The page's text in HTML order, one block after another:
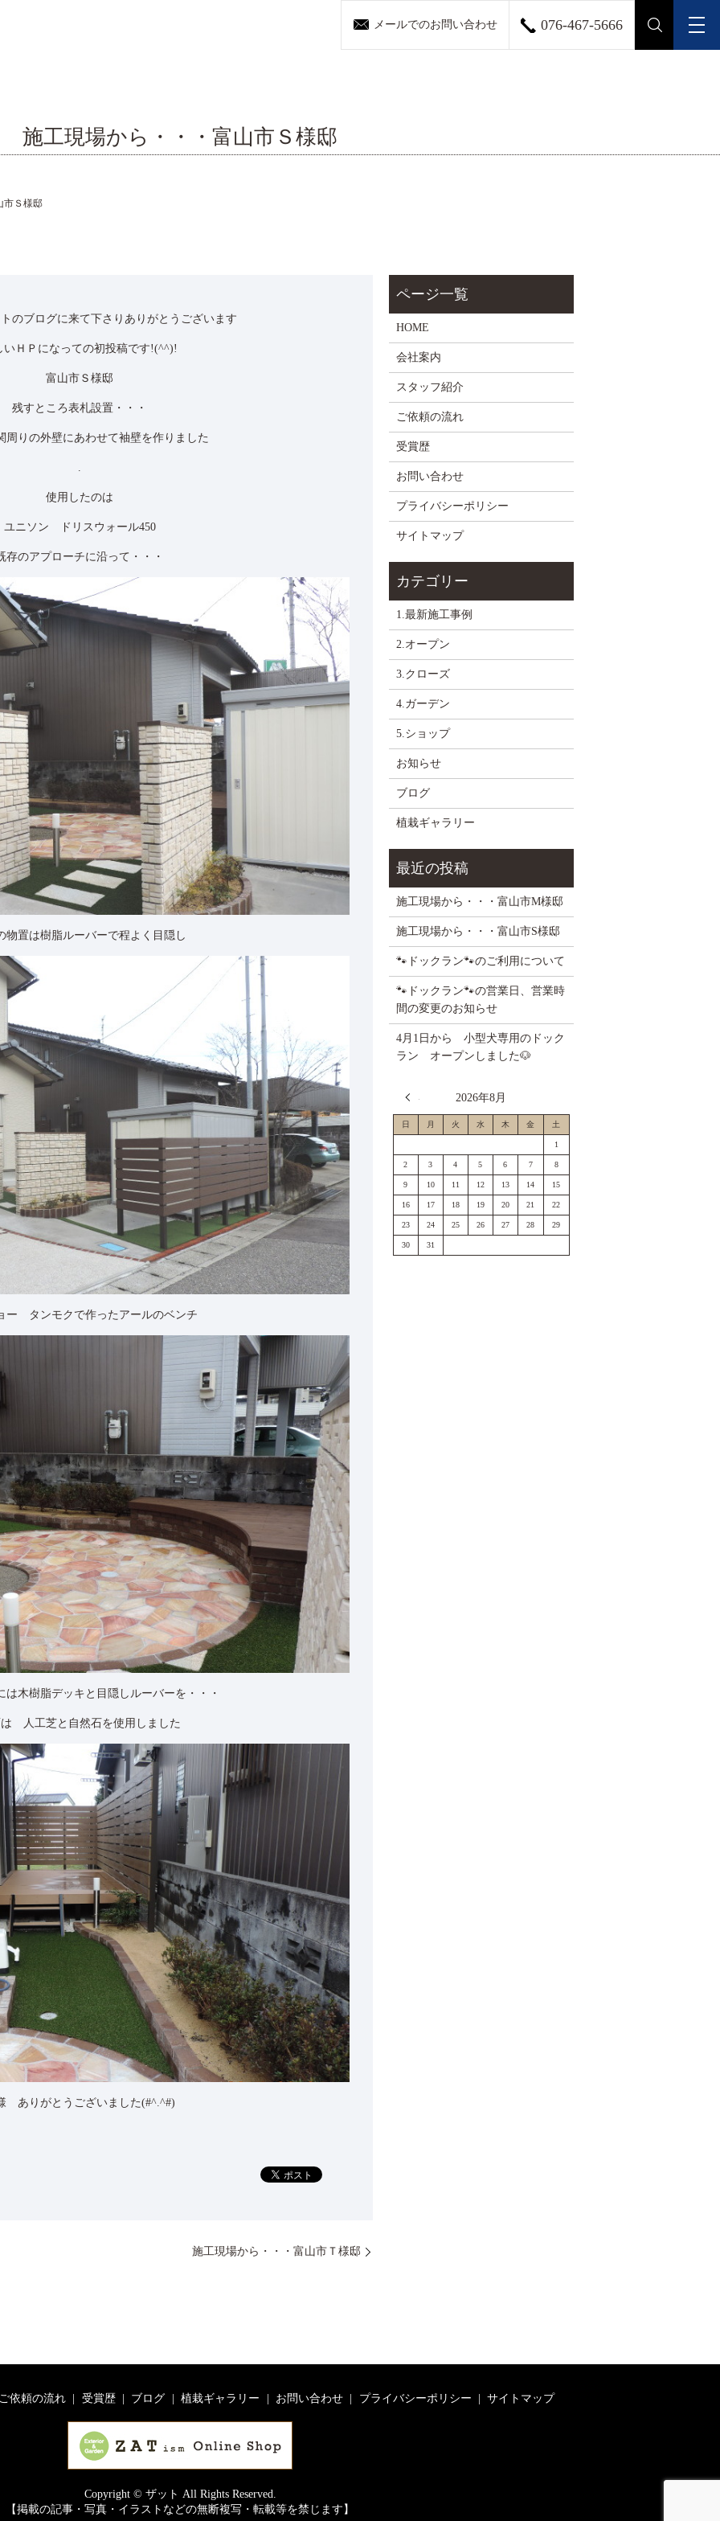
メールでのお問い合わせ 076-467-5666
施工現場から・・・富山市Ｓ様邸
市Ｓ様邸
のブログに来て下さりありがとうございます
いＨＰになっての初投稿です!(^^)!
富山市Ｓ様邸
残すところ表札設置・・・
周りの外壁にあわせて袖壁を作りました
使用したのは
ユニソン ドリスウォール450
存のアプローチに沿って・・・
物置は樹脂ルーバーで程よく目隠し
ー タンモクで作ったアールのベンチ
は木樹脂デッキと目隠しルーバーを・・・
人工芝と自然石を使用しました
ありがとうございました(#^.^#)
施工現場から・・・富山市Ｔ様邸
HOME
会社案内
スタッフ紹介
ご依頼の流れ
受賞歴
お問い合わせ
プライバシーポリシー
サイトマップ
1.最新施工事例
2.オープン
3.クローズ
4.ガーデン
5.ショップ
お知らせ
ブログ
植栽ギャラリー
施工現場から・・・富山市M様邸
施工現場から・・・富山市S様邸
🐾ドックラン🐾のご利用について
🐾ドックラン🐾の営業日、営業時
間の変更のお知らせ
4月1日から 小型犬専用のドック
ラン オープンしました🐶
2026年8月
日 月 火 水 木 金 土
1
2 3 4 5 6 7 8
9 10 11 12 13 14 15
16 17 18 19 20 21 22
23 24 25 26 27 28 29
30 31
依頼の流れ 受賞歴 ブログ 植栽ギャラリー お問い合わせ プライバシーポリシー サイトマップ
Copyright © ザット All Rights Reserved.
【掲載の記事・写真・イラストなどの無断複写・転載等を禁じます】